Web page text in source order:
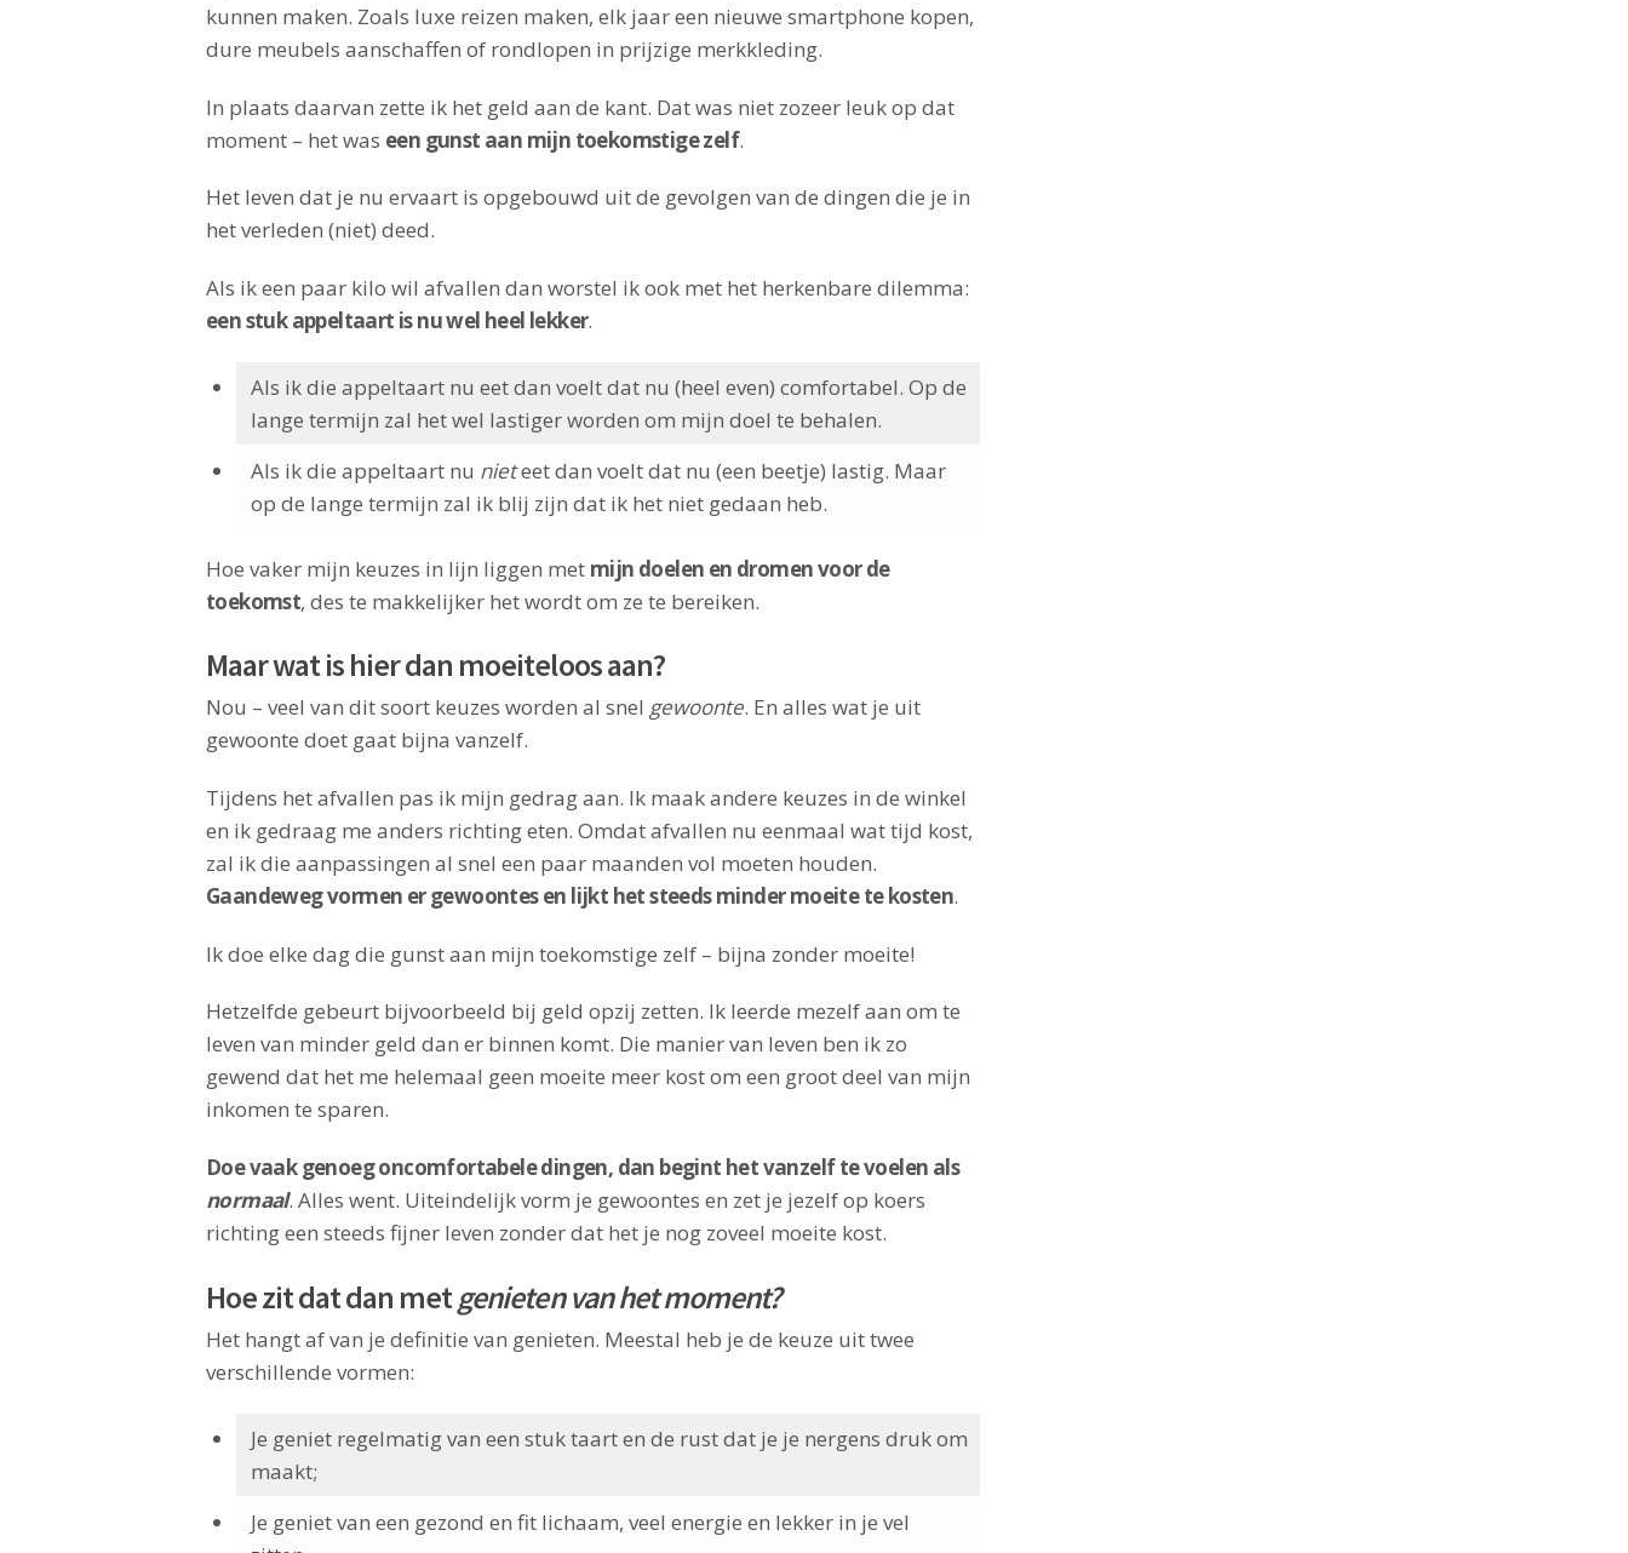
kunnen maken. Zoals luxe reizen maken, elk jaar een nieuwe smartphone kopen,
dure meubels aanschaffen of rondlopen in prijzige merkkleding.
In plaats daarvan zette ik het geld aan de kant. Dat was niet zozeer leuk op dat
moment – het was een gunst aan mijn toekomstige zelf.
Het leven dat je nu ervaart is opgebouwd uit de gevolgen van de dingen die je in
het verleden (niet) deed.
Als ik een paar kilo wil afvallen dan worstel ik ook met het herkenbare dilemma:
een stuk appeltaart is nu wel heel lekker.
Als ik die appeltaart nu eet dan voelt dat nu (heel even) comfortabel. Op de
lange termijn zal het wel lastiger worden om mijn doel te behalen.
Als ik die appeltaart nu nieteet dan voelt dat nu (een beetje) lastig. Maar
op de lange termijn zal ik blij zijn dat ik het niet gedaan heb.
Hoe vaker mijn keuzes in lijn liggen met mijn doelen en dromen voor de
toekomst, des te makkelijker het wordt om ze te bereiken.
Maar wat is hier dan moeiteloos aan?
Nou – veel van dit soort keuzes worden al snel gewoonte. En alles wat je uit
gewoonte doet gaat bijna vanzelf.
Tijdens het afvallen pas ik mijn gedrag aan. Ik maak andere keuzes in de winkel
en ik gedraag me anders richting eten. Omdat afvallen nu eenmaal wat tijd kost,
zal ik die aanpassingen al snel een paar maanden vol moeten houden.
Gaandeweg vormen er gewoontes en lijkt het steeds minder moeite te kosten.
Ik doe elke dag die gunst aan mijn toekomstige zelf – bijna zonder moeite!
Hetzelfde gebeurt bijvoorbeeld bij geld opzij zetten. Ik leerde mezelf aan om te
leven van minder geld dan er binnen komt. Die manier van leven ben ik zo
gewend dat het me helemaal geen moeite meer kost om een groot deel van mijn
inkomen te sparen.
Doe vaak genoeg oncomfortabele dingen, dan begint het vanzelf te voelen als
normaal. Alles went. Uiteindelijk vorm je gewoontes en zet je jezelf op koers
richting een steeds fijner leven zonder dat het je nog zoveel moeite kost.
Hoe zit dat dan metgenieten van het moment?
Het hangt af van je definitie van genieten. Meestal heb je de keuze uit twee
verschillende vormen:
Je geniet regelmatig van een stuk taart en de rust dat je je nergens druk om
maakt;
Je geniet van een gezond en fit lichaam, veel energie en lekker in je vel